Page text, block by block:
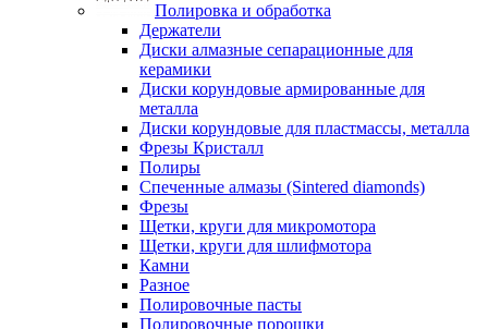
Полировка и обработка
Держатели
Диски алмазные сепарационные для
керамики
Диски корундовые армированные для
металла
Диски корундовые для пластмассы, металла
Фрезы Кристалл
Полиры
Спеченные алмазы (Sintered diamonds)
Фрезы
Щетки, круги для микромотора
Щетки, круги для шлифмотора
Камни
Разное
Полировочные пасты
Полировочные порошки